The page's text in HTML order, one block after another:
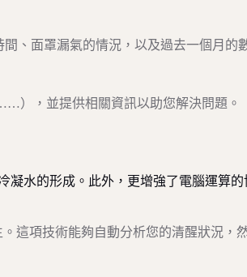
、面罩漏氣的情況，以及過去一個月的
），並提供相關資訊以助您解決問題。
水的形成。此外，更增強了電腦運算的
這項技術能夠自動分析您的清醒狀況，